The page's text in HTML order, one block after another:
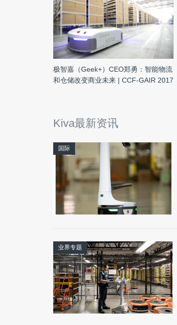
极智嘉（Geek+）CEO郑勇：智能物流
和仓储改变商业未来 | CCF-GAIR 2017
Kiva最新资讯
国际
业界专题